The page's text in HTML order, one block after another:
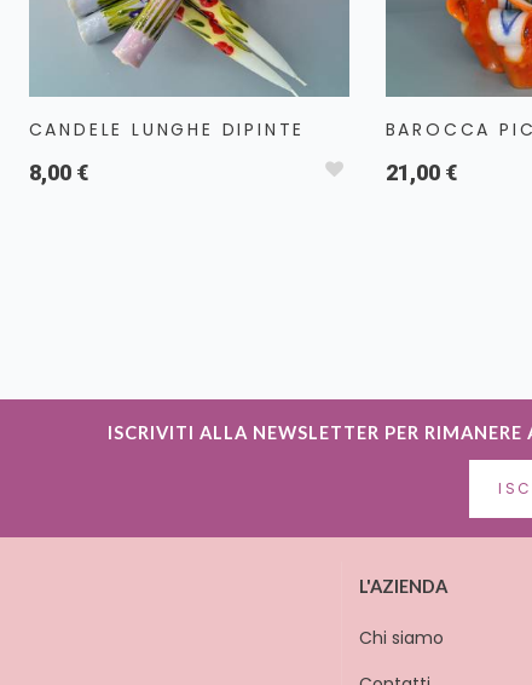
CANDELE LUNGHE DIPINTE
8,00 €
BAROCCA
21,00 €
ISCRIVITI ALLA NEWSLETTER PER
L'AZIENDA
Chi siamo